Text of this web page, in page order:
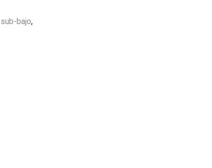
sub-bajo,